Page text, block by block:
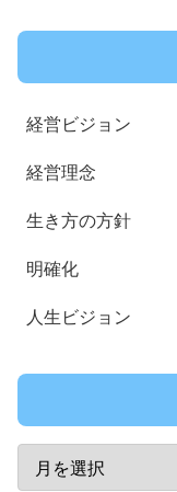
経営ビジョン
経営理念
生き方の方針
明確化
人生ビジョン